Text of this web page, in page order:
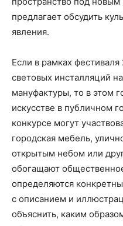
предлагает обсудить
явления.
Если в рамках
световых инсталляций
мануфактуры, то в этом
искусстве в публичном
конкурсе могут
городская мебель,
открытым небом или
обогащают
определяются
с описанием и
объяснить, каким